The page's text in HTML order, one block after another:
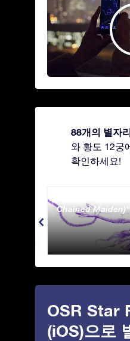
88개의 별자
와 황도 12궁
확인하세요!
Andromeda - 사
Chained Maiden)
OSR Star
(iOS)으로